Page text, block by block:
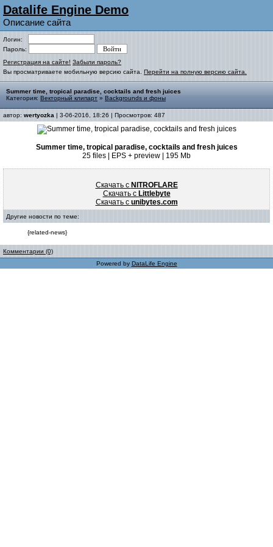
Datalife Engine Demo
Описание сайта
Логин:
Пароль:
Регистрация на сайте! Забыли пароль?
Вы просматриваете мобильную версию сайта. Перейти на полную версию сайта.
Summer time, tropical paradise, cocktails and fresh juices
Категория: Векторный клипарт » Backgrounds и фоны
автор: wertyozka | 3-06-2016, 18:26 | Просмотров: 487
Summer time, tropical paradise, cocktails and fresh juices
25 files | EPS + preview | 195 Mb
Скачать с NITROFLARE
Скачать с Littlebyte
Скачать с unibytes.com
Другие новости по теме:
{related-news}
Комментарии (0)
Powered by DataLife Engine